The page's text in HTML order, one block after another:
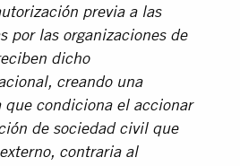
previa a las
por las organizaciones de
dicho
creando una
condiciona el accionar
de sociedad civil que
contraria al